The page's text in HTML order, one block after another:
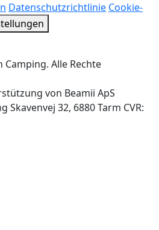
Datenschutzrichtlinie Cookie-
Camping. Alle Rechte
von Beamii ApS
Skavenvej 32, 6880 Tarm CVR: